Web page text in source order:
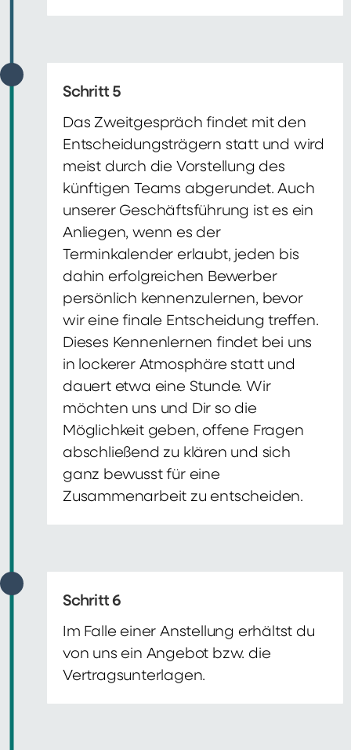
Schritt 5
Das Zweitgespräch findet mit den
Entscheidungsträgern statt und wird
meist durch die Vorstellung des
künftigen Teams abgerundet. Auch
unserer Geschäftsführung ist es ein
Anliegen, wenn es der
Terminkalender erlaubt, jeden bis
dahin erfolgreichen Bewerber
persönlich kennenzulernen, bevor
wir eine finale Entscheidung treffen.
Dieses Kennenlernen findet bei uns
in lockerer Atmosphäre statt und
dauert etwa eine Stunde. Wir
möchten uns und Dir so die
Möglichkeit geben, offene Fragen
abschließend zu klären und sich
ganz bewusst für eine
Zusammenarbeit zu entscheiden.
Schritt 6
Im Falle einer Anstellung erhältst du
von uns ein Angebot bzw. die
Vertragsunterlagen.